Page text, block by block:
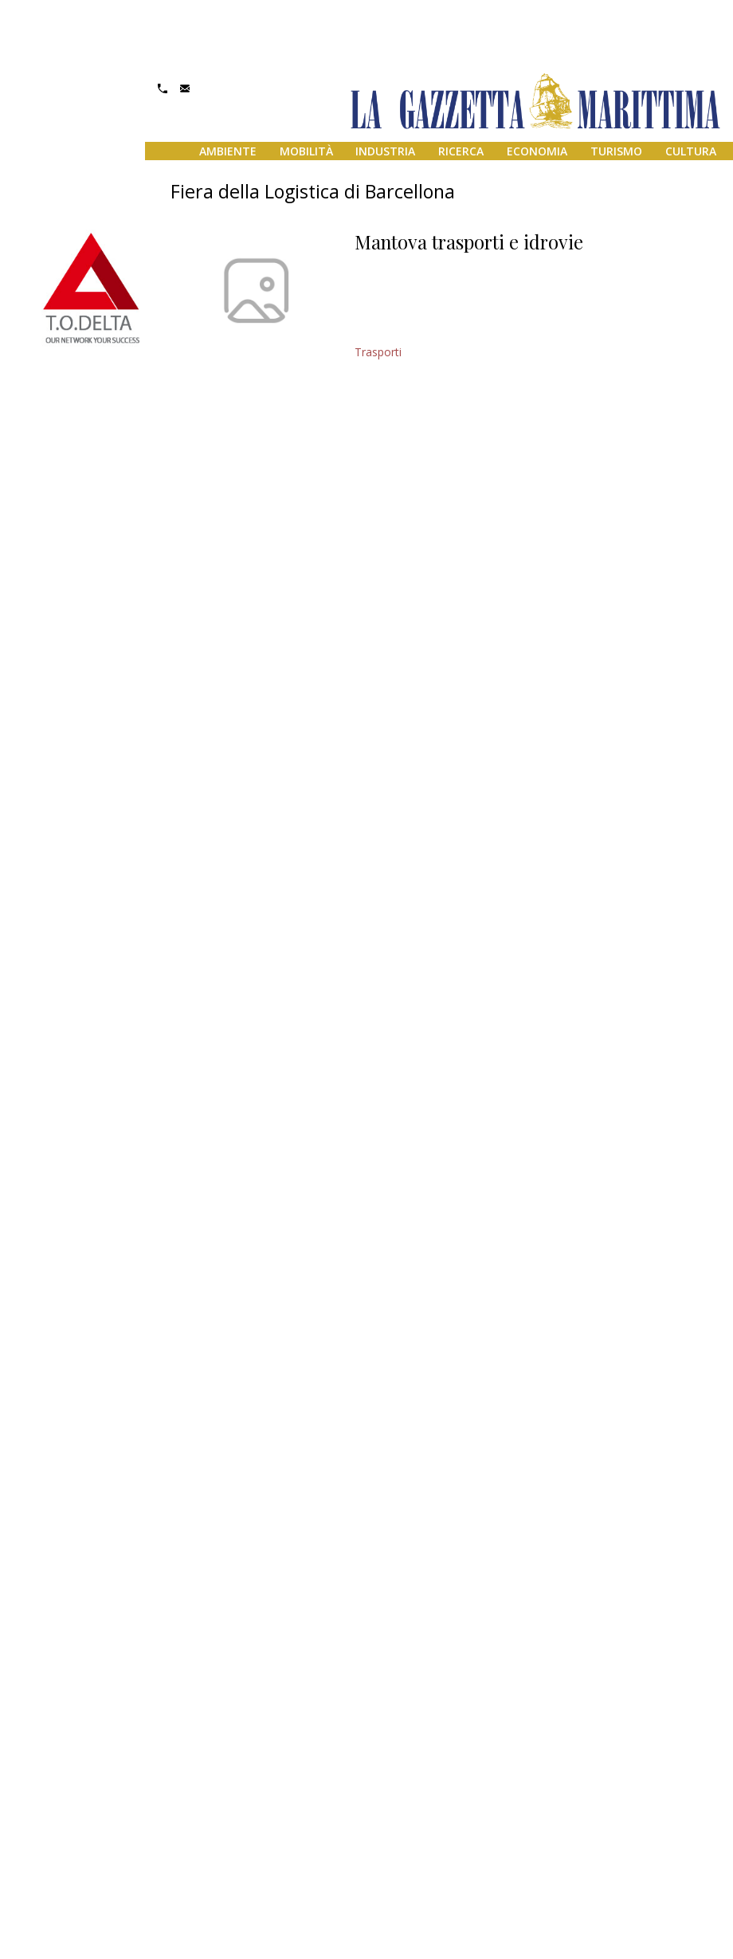
AMBIENTE MOBILITÀ INDUSTRIA RICERCA ECONOMIA TURISMO CULTURA
Fiera della Logistica di Barcellona
Mantova trasporti e idrovie
Trasporti